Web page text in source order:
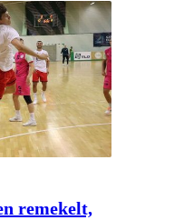
remekelt,